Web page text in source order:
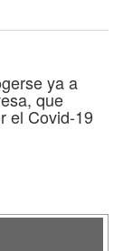
ya a
que
el Covid-19